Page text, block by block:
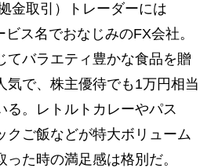
金取引）トレーダーには
ビス名でおなじみのFX会社。
てバラエティ豊かな食品を贈
気で、株主優待でも1万円相当
る。レトルトカレーやパス
クご飯などが特大ボリューム
た時の満足感は格別だ。